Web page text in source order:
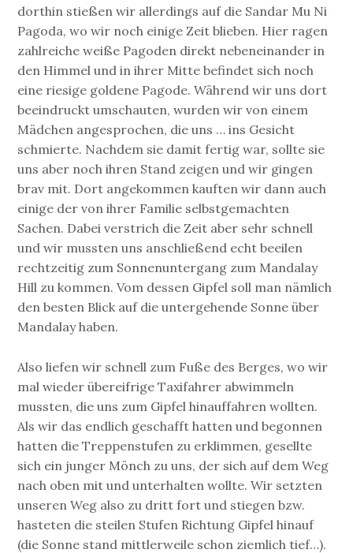
dorthin stießen wir allerdings auf die Sandar Mu Ni
Pagoda, wo wir noch einige Zeit blieben. Hier ragen
zahlreiche weiße Pagoden direkt nebeneinander in
den Himmel und in ihrer Mitte befindet sich noch
eine riesige goldene Pagode. Während wir uns dort
beeindruckt umschauten, wurden wir von einem
Mädchen angesprochen, die uns … ins Gesicht
schmierte. Nachdem sie damit fertig war, sollte sie
uns aber noch ihren Stand zeigen und wir gingen
brav mit. Dort angekommen kauften wir dann auch
einige der von ihrer Familie selbstgemachten
Sachen. Dabei verstrich die Zeit aber sehr schnell
und wir mussten uns anschließend echt beeilen
rechtzeitig zum Sonnenuntergang zum Mandalay
Hill zu kommen. Vom dessen Gipfel soll man nämlich
den besten Blick auf die untergehende Sonne über
Mandalay haben.
Also liefen wir schnell zum Fuße des Berges, wo wir
mal wieder übereifrige Taxifahrer abwimmeln
mussten, die uns zum Gipfel hinauffahren wollten.
Als wir das endlich geschafft hatten und begonnen
hatten die Treppenstufen zu erklimmen, gesellte
sich ein junger Mönch zu uns, der sich auf dem Weg
nach oben mit und unterhalten wollte. Wir setzten
unseren Weg also zu dritt fort und stiegen bzw.
hasteten die steilen Stufen Richtung Gipfel hinauf
(die Sonne stand mittlerweile schon ziemlich tief…).